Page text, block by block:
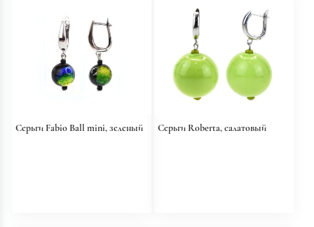
Серьги Fabio Ball mini, зеленый Серьги Roberta, салатовый